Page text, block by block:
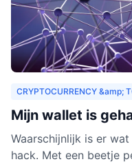
CRYPTOCURRENCY &amp;
Mijn wallet is
Waarschijnlijk is er
hack. Met een beetje